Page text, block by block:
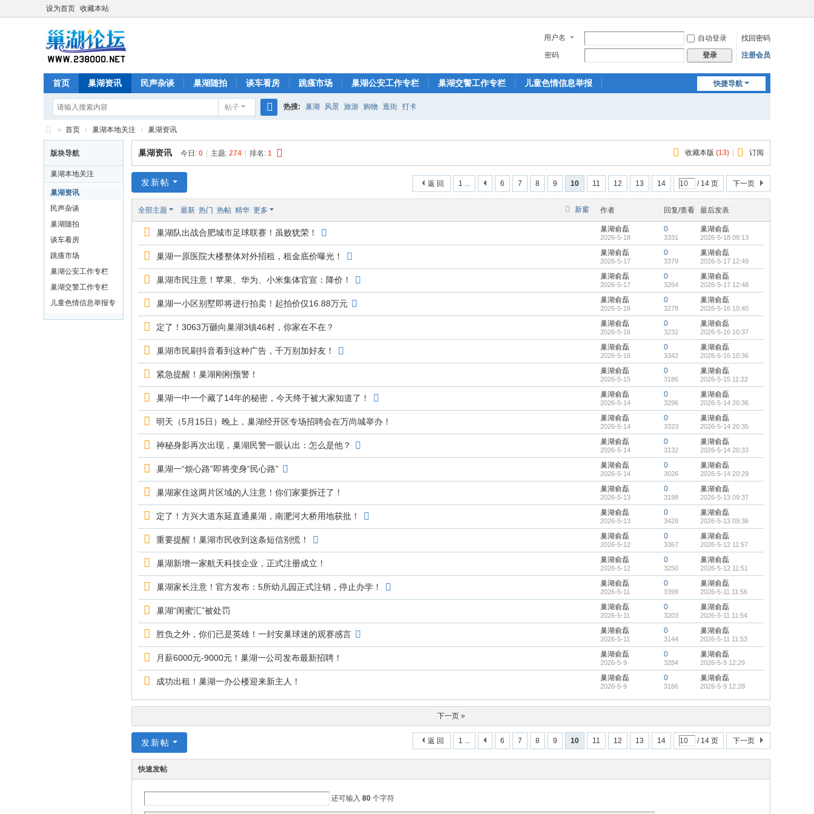
设为首页 收藏本站
用户名 自动登录
找回密码
密码
登录 注册会员
快捷导航
首页 巢湖资讯 民声杂谈 巢湖随拍 谈车看房 跳瘙市场 巢湖公安工作专栏 巢湖交警工作专栏 儿童色情信息举报
帖子
索
热搜: 巢湖 风景 旅游 购物 逛街 打卡
巢
湖
论
» 首页 › 巢湖本地关注 › 巢湖资讯
版块导航
巢湖本地关注
巢湖资讯
民声杂谈
巢湖随拍
谈车看房
跳瘙市场
巢湖公安工作专栏
巢湖交警工作专栏
儿童色情信息举报专
区
收藏本版 (13) 订阅
巢湖资讯 今日: 0 主题: 274 排名: 1
1 ... 6 7 8 9 10 11 12 13 14 / 14 页 下一页
返 回
发新帖
新窗
全部主题 最新 热门 热帖 精华 更多 作者 回复/查看 最后发表
巢湖队出战合肥城市足球联赛！虽败犹荣！ 巢湖俞磊
2026-5-18
0
3331
巢湖俞磊
2026-5-18 09:13
巢湖一原医院大楼整体对外招租，租金底价曝光！ 巢湖俞磊
2026-5-17
0
3379
巢湖俞磊
2026-5-17 12:49
巢湖市民注意！苹果、华为、小米集体官宣：降价！ 巢湖俞磊
2026-5-17
0
3264
巢湖俞磊
2026-5-17 12:48
巢湖一小区别墅即将进行拍卖！起拍价仅16.88万元 巢湖俞磊
2026-5-16
0
3278
巢湖俞磊
2026-5-16 10:40
定了！3063万砸向巢湖3镇46村，你家在不在？ 巢湖俞磊
2026-5-16
0
3232
巢湖俞磊
2026-5-16 10:37
巢湖市民刷抖音看到这种广告，千万别加好友！ 巢湖俞磊
2026-5-16
0
3342
巢湖俞磊
2026-5-16 10:36
紧急提醒！巢湖刚刚预警！ 巢湖俞磊
2026-5-15
0
3186
巢湖俞磊
2026-5-15 11:22
巢湖一中一个藏了14年的秘密，今天终于被大家知道了！ 巢湖俞磊
2026-5-14
0
3296
巢湖俞磊
2026-5-14 20:36
明天（5月15日）晚上，巢湖经开区专场招聘会在万尚城举办！ 巢湖俞磊
2026-5-14
0
3323
巢湖俞磊
2026-5-14 20:35
神秘身影再次出现，巢湖民警一眼认出：怎么是他？ 巢湖俞磊
2026-5-14
0
3132
巢湖俞磊
2026-5-14 20:33
巢湖一“烦心路”即将变身“民心路” 巢湖俞磊
2026-5-14
0
3026
巢湖俞磊
2026-5-14 20:29
巢湖家住这两片区域的人注意！你们家要拆迁了！ 巢湖俞磊
2026-5-13
0
3198
巢湖俞磊
2026-5-13 09:37
定了！方兴大道东延直通巢湖，南淝河大桥用地获批！ 巢湖俞磊
2026-5-13
0
3428
巢湖俞磊
2026-5-13 09:36
重要提醒！巢湖市民收到这条短信别慌！ 巢湖俞磊
2026-5-12
0
3367
巢湖俞磊
2026-5-12 11:57
巢湖新增一家航天科技企业，正式注册成立！ 巢湖俞磊
2026-5-12
0
3250
巢湖俞磊
2026-5-12 11:51
巢湖家长注意！官方发布：5所幼儿园正式注销，停止办学！ 巢湖俞磊
2026-5-11
0
3399
巢湖俞磊
2026-5-11 11:56
巢湖“闺蜜汇”被处罚 巢湖俞磊
2026-5-11
0
3203
巢湖俞磊
2026-5-11 11:54
胜负之外，你们已是英雄！一封安巢球迷的观赛感言 巢湖俞磊
2026-5-11
0
3144
巢湖俞磊
2026-5-11 11:53
月薪6000元-9000元！巢湖一公司发布最新招聘！ 巢湖俞磊
2026-5-9
0
3284
巢湖俞磊
2026-5-9 12:29
成功出租！巢湖一办公楼迎来新主人！ 巢湖俞磊
2026-5-9
0
3166
巢湖俞磊
2026-5-9 12:28
下一页 »
1 ... 6 7 8 9 10 11 12 13 14 / 14 页 下一页
返 回
发新帖
快速发帖
还可输入 80 个字符